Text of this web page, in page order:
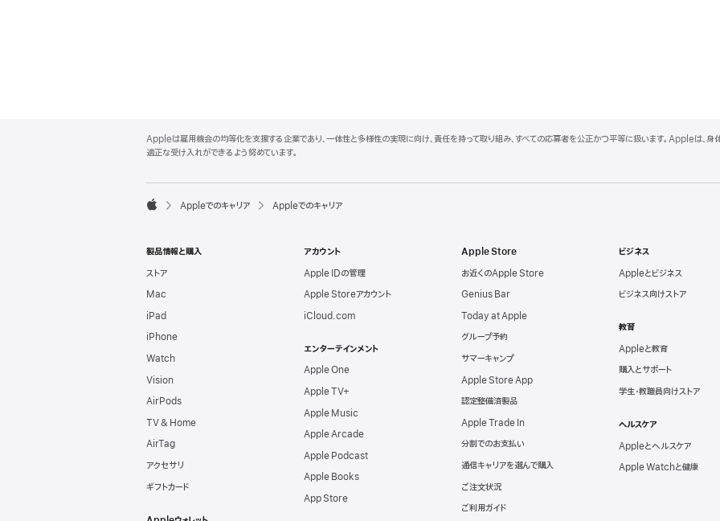
p
p
e
o
e
Appleは雇用機会の均等化を支援する企業であり、一体性と多様性の実現に向け、責任を持って取り組み、すべての応募者を公正かつ平等に扱います。Appleは、身
適正な受け入れができるよう努めています。

p
l
e
Appleでのキャリア Appleでのキャリア
製品情報と購入
ストア
Mac
iPad
iPhone
Watch
Vision
AirPods
TV & Home
AirTag
アクセサリ
ギフトカード
アカウント
Apple IDの管理
Apple Storeアカウント
iCloud.com
エンターテインメント
Apple One
Apple TV+
Apple Music
Apple Arcade
Apple Podcast
Apple Books
App Store
Apple Store
お近くのApple Store
Genius Bar
Today at Apple
グループ予約
サマーキャンプ
Apple Store App
認定整備済製品
Apple Trade In
分割でのお支払い
通信キャリアを選んで購入
ご注文状況
ご利用ガイド
ビジネス
Appleとビジネス
ビジネス向けストア
教育
Appleと教育
購入とサポート
学生・教職員向けストア
ヘルスケア
Appleとヘルスケア
Apple Watchと健康